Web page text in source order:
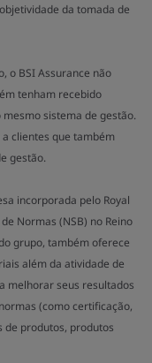
da tomada de
o BSI Assurance não
tenham recebido
sistema de gestão.
clientes que também
gestão.
incorporada pelo Royal
Normas (NSB) no Reino
grupo, também oferece
além da atividade de
melhorar seus resultados
(como certificação,
produtos, produtos